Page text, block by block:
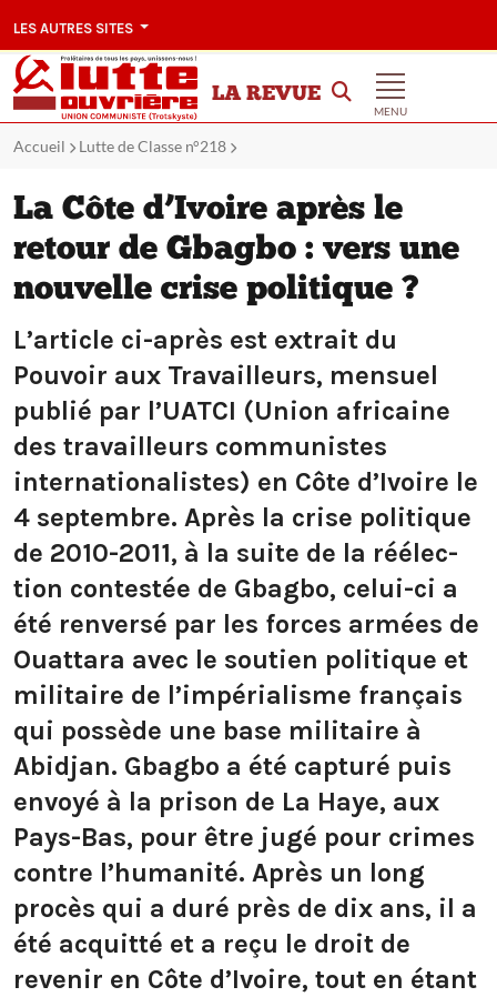
LES AUTRES SITES
LA REVUE
MENU
Accueil Lutte de Classe n°218
La Côte d’Ivoire après le
retour de Gbagbo : vers une
nouvelle crise politique ?
L’article ci-après est extrait du
Pouvoir aux Travailleurs, mensuel
publié par l’UATCI (Union africaine
des travailleurs communistes
internationalistes) en Côte d’Ivoire le
4 septembre. Après la crise politique
de 2010-2011, à la suite de la réé­lec­
tion contestée de Gbagbo, celui-ci a
été renversé par les forces armées de
Ouattara avec le soutien politique et
militaire de l’impérialisme français
qui possède une base militaire à
Abidjan. Gbagbo a été capturé puis
envoyé à la prison de La Haye, aux
Pays-Bas, pour être jugé pour crimes
contre l’humanité. Après un long
procès qui a duré près de dix ans, il a
été acquitté et a reçu le droit de
revenir en Côte d’Ivoire, tout en étant